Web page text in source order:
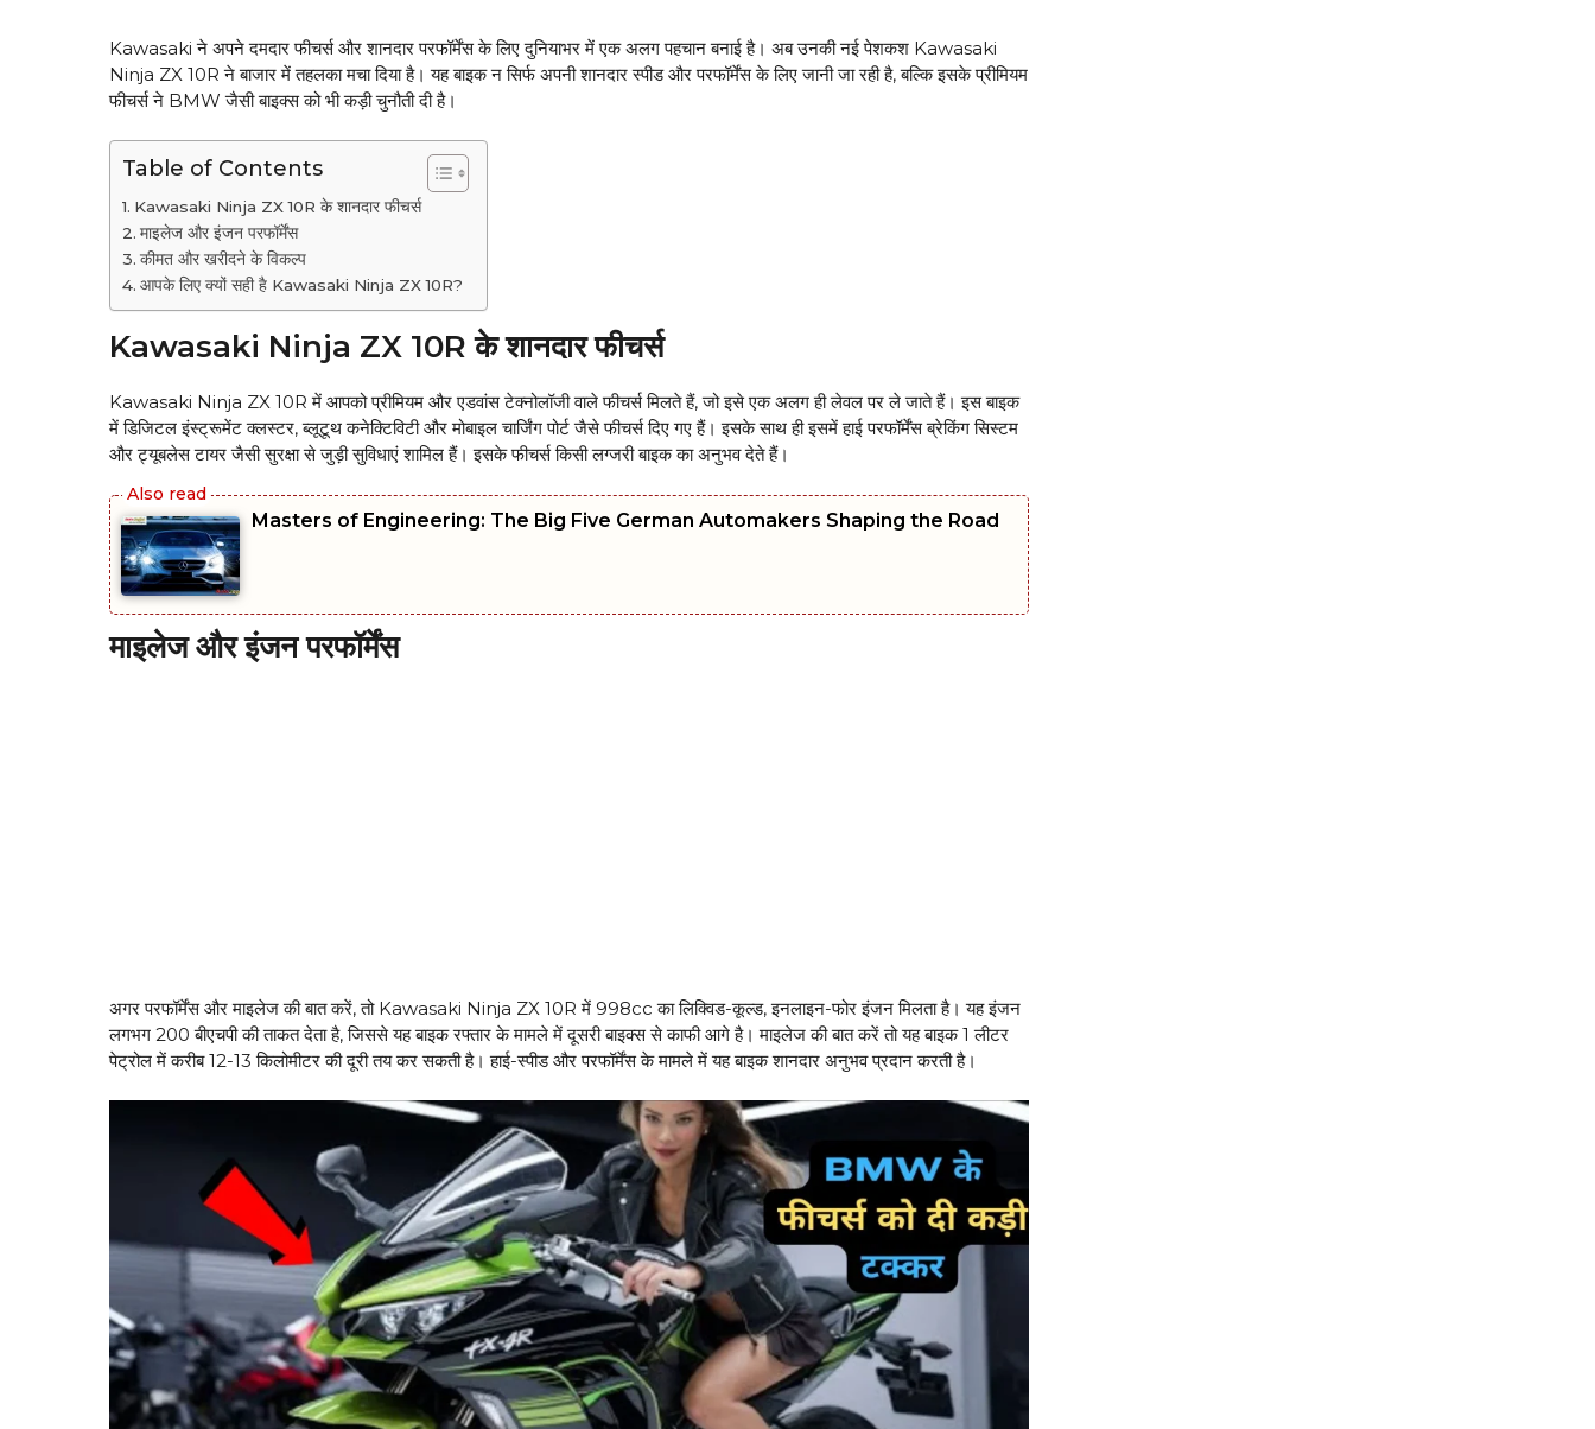
Kawasaki ने अपने दमदार फीचर्स और शानदार परफॉर्मेंस के लिए दुनियाभर में एक अलग पहचान बनाई है। अब उनकी नई पेशकश Kawasaki
Ninja ZX 10R ने बाजार में तहलका मचा दिया है। यह बाइक न सिर्फ अपनी शानदार स्पीड और परफॉर्मेंस के लिए जानी जा रही है, बल्कि इसके प्रीमियम
फीचर्स ने BMW जैसी बाइक्स को भी कड़ी चुनौती दी है।
Table of Contents
Kawasaki Ninja ZX 10R के शानदार फीचर्स
माइलेज और इंजन परफॉर्मेंस
कीमत और खरीदने के विकल्प
आपके लिए क्यों सही है Kawasaki Ninja ZX 10R?
Kawasaki Ninja ZX 10R के शानदार फीचर्स
Kawasaki Ninja ZX 10R में आपको प्रीमियम और एडवांस टेक्नोलॉजी वाले फीचर्स मिलते हैं, जो इसे एक अलग ही लेवल पर ले जाते हैं। इस बाइक
में डिजिटल इंस्ट्रूमेंट क्लस्टर, ब्लूटूथ कनेक्टिविटी और मोबाइल चार्जिंग पोर्ट जैसे फीचर्स दिए गए हैं। इसके साथ ही इसमें हाई परफॉर्मेंस ब्रेकिंग सिस्टम
और ट्यूबलेस टायर जैसी सुरक्षा से जुड़ी सुविधाएं शामिल हैं। इसके फीचर्स किसी लग्जरी बाइक का अनुभव देते हैं।
Masters of Engineering: The Big Five German Automakers Shaping the Road
माइलेज और इंजन परफॉर्मेंस
अगर परफॉर्मेंस और माइलेज की बात करें, तो Kawasaki Ninja ZX 10R में 998cc का लिक्विड-कूल्ड, इनलाइन-फोर इंजन मिलता है। यह इंजन
लगभग 200 बीएचपी की ताकत देता है, जिससे यह बाइक रफ्तार के मामले में दूसरी बाइक्स से काफी आगे है। माइलेज की बात करें तो यह बाइक 1 लीटर
पेट्रोल में करीब 12-13 किलोमीटर की दूरी तय कर सकती है। हाई-स्पीड और परफॉर्मेंस के मामले में यह बाइक शानदार अनुभव प्रदान करती है।